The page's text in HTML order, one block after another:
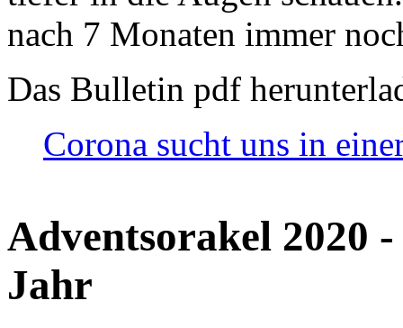
nach 7 Monaten immer
Das Bulletin pdf
Corona sucht uns in
Adventsorakel 2020
Jahr